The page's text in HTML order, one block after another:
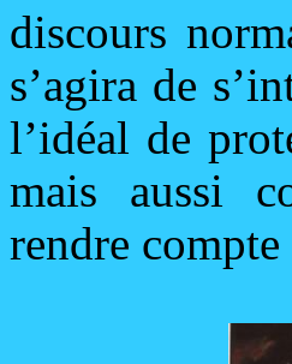
discours
s’agira de
l’idéal de
mais aussi
rendre